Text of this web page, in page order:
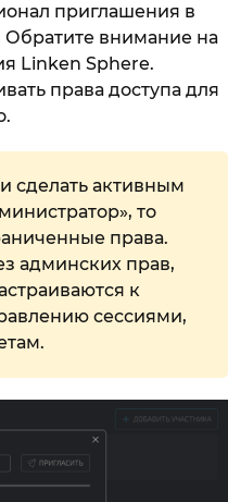
приглашения в
внимание на
Linken Sphere.
права доступа для
сделать активным
то
права.
админских прав,
к
сессиями,